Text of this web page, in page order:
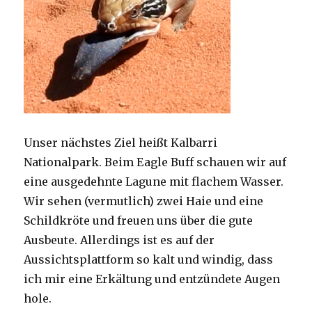
Unser nächstes Ziel heißt Kalbarri
Nationalpark. Beim Eagle Buff schauen wir auf
eine ausgedehnte Lagune mit flachem Wasser.
Wir sehen (vermutlich) zwei Haie und eine
Schildkröte und freuen uns über die gute
Ausbeute. Allerdings ist es auf der
Aussichtsplattform so kalt und windig, dass
ich mir eine Erkältung und entzündete Augen
hole.